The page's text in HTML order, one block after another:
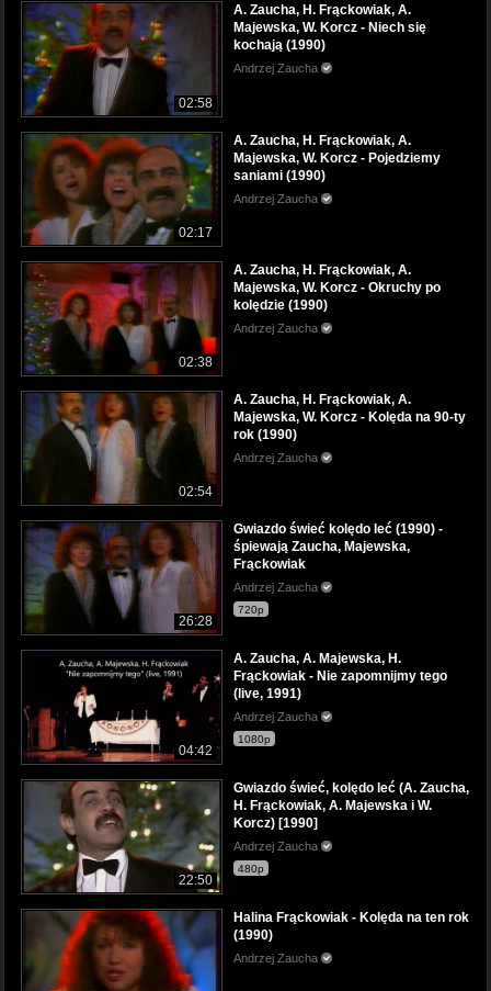
02:58
A. Zaucha, H. Frąckowiak, A.
Majewska, W. Korcz - Niech się
kochają (1990)
Andrzej Zaucha
02:17
A. Zaucha, H. Frąckowiak, A.
Majewska, W. Korcz - Pojedziemy
saniami (1990)
Andrzej Zaucha
02:38
A. Zaucha, H. Frąckowiak, A.
Majewska, W. Korcz - Okruchy po
kolędzie (1990)
Andrzej Zaucha
02:54
A. Zaucha, H. Frąckowiak, A.
Majewska, W. Korcz - Kolęda na 90-ty
rok (1990)
Andrzej Zaucha
26:28
Gwiazdo świeć kolędo leć (1990) -
śpiewają Zaucha, Majewska,
Frąckowiak
Andrzej Zaucha
720p
04:42
A. Zaucha, A. Majewska, H.
Frąckowiak - Nie zapomnijmy tego
(live, 1991)
Andrzej Zaucha
1080p
22:50
Gwiazdo świeć, kolędo leć (A. Zaucha,
H. Frąckowiak, A. Majewska i W.
Korcz) [1990]
Andrzej Zaucha
480p
Halina Frąckowiak - Kolęda na ten rok
(1990)
Andrzej Zaucha